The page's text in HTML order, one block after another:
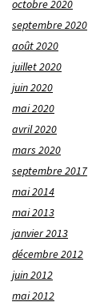
octobre 2020
septembre 2020
août 2020
juillet 2020
juin 2020
mai 2020
avril 2020
mars 2020
septembre 2017
mai 2014
mai 2013
janvier 2013
décembre 2012
juin 2012
mai 2012